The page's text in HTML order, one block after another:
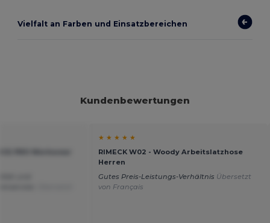
Vielfalt an Farben und Einsatzbereichen
Kundenbewertungen
★ ★ ★ ★ ★
RIMECK W02 - Woody Arbeitslatzhose
Herren
Gutes Preis-Leistungs-Verhältnis Übersetzt
von Français